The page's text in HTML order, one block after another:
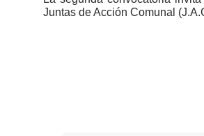
Juntas de Acción Comunal